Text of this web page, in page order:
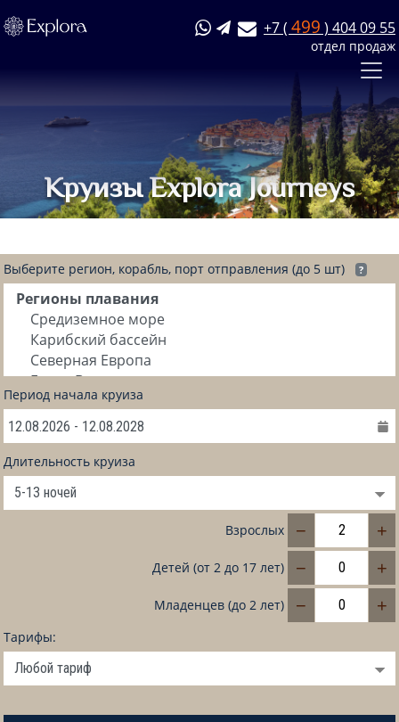
+7 ( 499 ) 404 09 55
отдел продаж
Круизы Explora Journeys
Выберите регион, корабль, порт отправления (до 5 шт) ?
Период начала круиза
Длительность круиза
Взрослых − +
Детей (от 2 до 17 лет) − +
Младенцев (до 2 лет) − +
Тарифы: